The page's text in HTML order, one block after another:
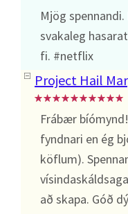
Mjög
svakaleg
fi. #netflix
Project Hail
Frábær
fyndnari en ég
köflum).
að skapa. Góð